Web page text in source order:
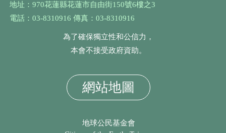
地址：970花蓮縣花蓮市自由街150號6樓之3
電話：03-8310916 傳真：03-8310916
為了確保獨立性和公信力，
本會不接受政府資助。
網站地圖
地球公民基金會